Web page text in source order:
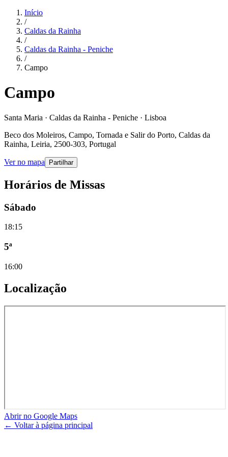
Início
/
Caldas da Rainha
/
Caldas da Rainha - Peniche
/
Campo
Campo
Santa Maria · Caldas da Rainha - Peniche · Lisboa
Beco dos Moleiros, Campo, Tornada e Salir do Porto, Caldas da
Rainha, Leiria, 2500-303, Portugal
Ver no mapa Partilhar
Horários de Missas
Sábado
18:15
5ª
16:00
Localização
Abrir no Google Maps
← Voltar à página principal